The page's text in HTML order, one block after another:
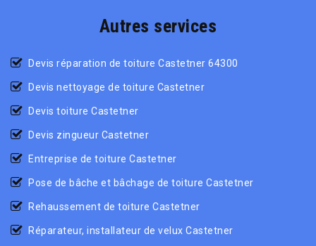
Autres services
Devis réparation de toiture Castetner 64300
Devis nettoyage de toiture Castetner
Devis toiture Castetner
Devis zingueur Castetner
Entreprise de toiture Castetner
Pose de bâche et bâchage de toiture Castetner
Rehaussement de toiture Castetner
Réparateur, installateur de velux Castetner